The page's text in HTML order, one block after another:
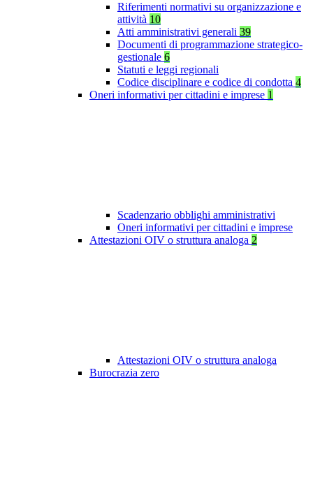
Riferimenti normativi su organizzazione e
attività 10
Atti amministrativi generali 39
Documenti di programmazione strategico-
gestionale 6
Statuti e leggi regionali
Codice disciplinare e codice di condotta 4
Oneri informativi per cittadini e imprese 1
Scadenzario obblighi amministrativi
Oneri informativi per cittadini e imprese
Attestazioni OIV o struttura analoga 2
Attestazioni OIV o struttura analoga
Burocrazia zero